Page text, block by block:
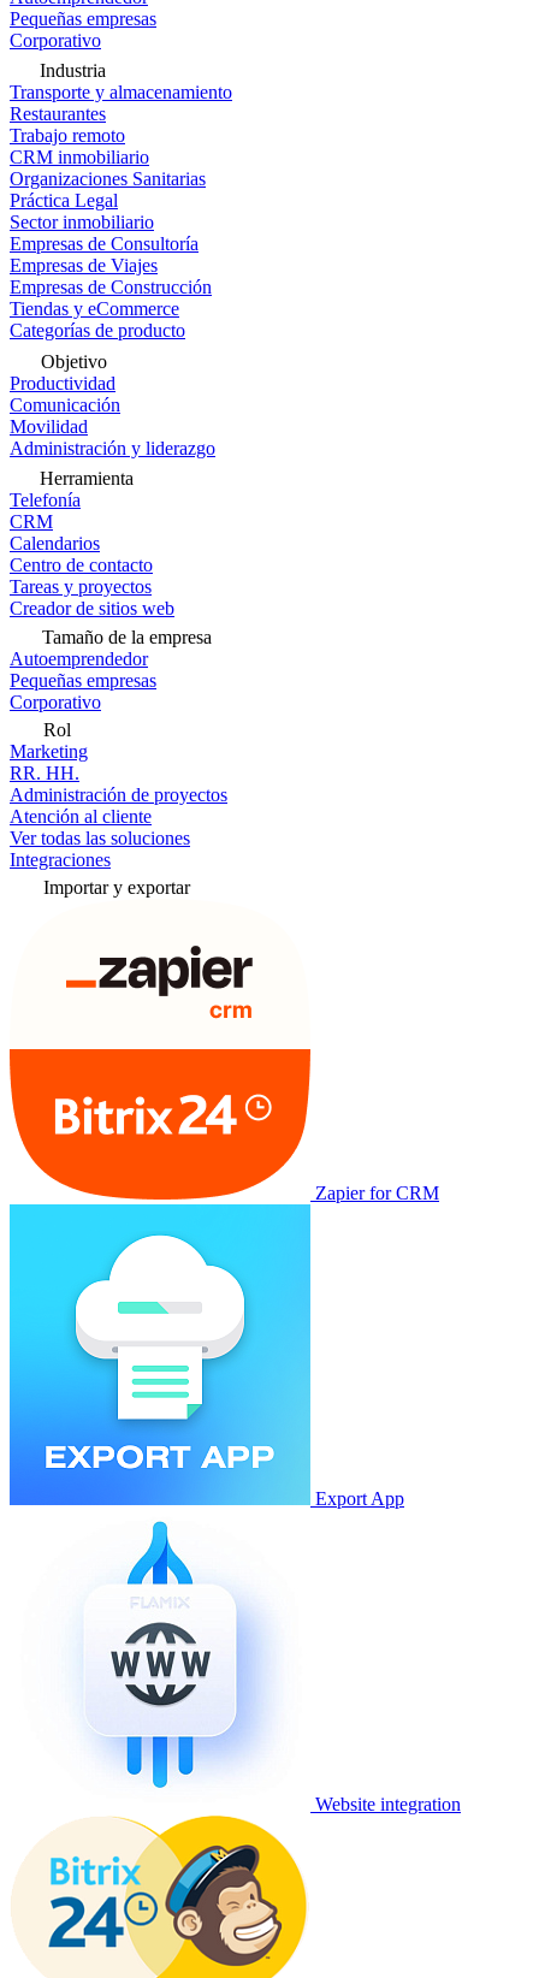
Pequeñas empresas
Corporativo
Industria
Transporte y almacenamiento
Restaurantes
Trabajo remoto
CRM inmobiliario
Organizaciones Sanitarias
Práctica Legal
Sector inmobiliario
Empresas de Consultoría
Empresas de Viajes
Empresas de Construcción
Tiendas y eCommerce
Categorías de producto
Objetivo
Productividad
Comunicación
Movilidad
Administración y liderazgo
Herramienta
Telefonía
CRM
Calendarios
Centro de contacto
Tareas y proyectos
Creador de sitios web
Tamaño de la empresa
Autoemprendedor
Pequeñas empresas
Corporativo
Rol
Marketing
RR. HH.
Administración de proyectos
Atención al cliente
Ver todas las soluciones
Integraciones
Importar y exportar
Zapier for CRM
Export App
Website integration